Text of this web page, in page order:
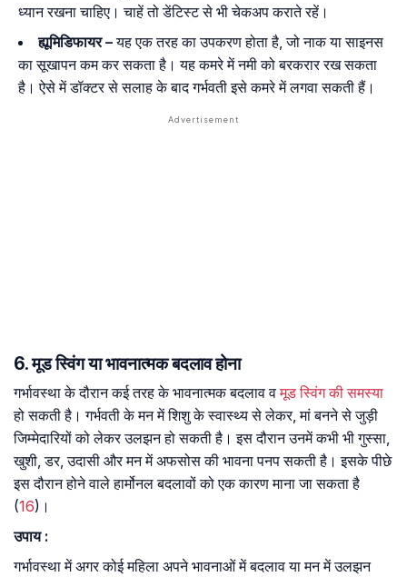
ध्यान रखना चाहिए। चाहें तो डेंटिस्ट से भी चेकअप कराते रहें।
ह्यूमिडिफायर –यह एक तरह का उपकरण होता है, जो नाक या साइनस
का सूखापन कम कर सकता है। यह कमरे में नमी को बरकरार रख सकता
है। ऐसे में डॉक्टर से सलाह के बाद गर्भवती इसे कमरे में लगवा सकती हैं।
6. मूड स्विंग या भावनात्मक बदलाव होना
गर्भावस्था के दौरान कई तरह के भावनात्मक बदलाव वमूड स्विंग की समस्या
हो सकती है। गर्भवती के मन में शिशु के स्वास्थ्य से लेकर, मां बनने से जुड़ी
जिम्मेदारियों को लेकर उलझन हो सकती है। इस दौरान उनमें कभी भी गुस्सा,
खुशी, डर, उदासी और मन में अफसोस की भावना पनप सकती है। इसके पीछे
इस दौरान होने वाले हार्मोनल बदलावों को एक कारण माना जा सकता है
(16)।
उपाय :
गर्भावस्था में अगर कोई महिला अपने भावनाओं में बदलाव या मन में उलझन